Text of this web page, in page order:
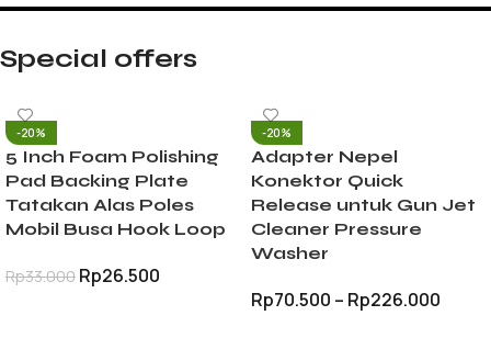
Special offers
-20%
5 Inch Foam Polishing
Pad Backing Plate
Tatakan Alas Poles
Mobil Busa Hook Loop
Rp33.000 Rp26.500
-20%
Adapter Nepel
Konektor Quick
Release untuk Gun Jet
Cleaner Pressure
Washer
Rp70.500 – Rp226.000